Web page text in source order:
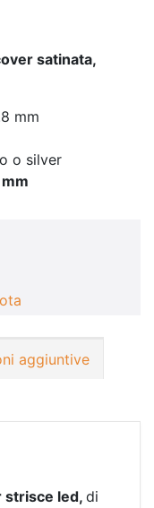
satinata,
mm
o silver
aggiuntive
strisce led, di